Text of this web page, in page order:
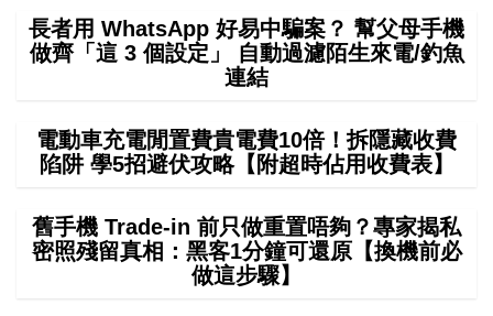
長者用 WhatsApp 好易中騙案？ 幫父母手機
做齊「這 3 個設定」 自動過濾陌生來電/釣魚
連結
電動車充電閒置費貴電費10倍！拆隱藏收費
陷阱 學5招避伏攻略【附超時佔用收費表】
舊手機 Trade-in 前只做重置唔夠？專家揭私
密照殘留真相：黑客1分鐘可還原【換機前必
做這步驟】